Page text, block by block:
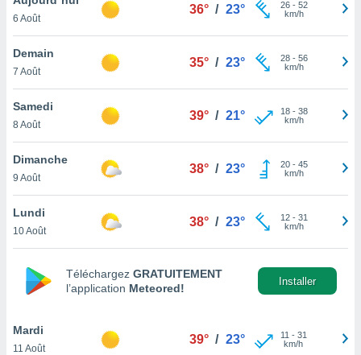
et
»,
au
vous
qu'ils
ou
le
ainsi
un
la
du
6 Août
36° / 23° 26- 52
km/h
Demain
7 Août
35° / 23° 28- 56
km/h
Samedi
8 Août
39° / 21° 18- 38
km/h
Dimanche
9 Août
38° / 23° 20- 45
km/h
Lundi
10 Août
38° / 23° 12- 31
km/h
Téléchargez GRATUITEMENT
l’application Meteored!
Installer
Mardi
11 Août
39° / 23° 11 - 31
km/h